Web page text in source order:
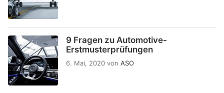
9 Fragen zu Automotive-
Erstmusterprüfungen
6. Mai, 2020 von ASO